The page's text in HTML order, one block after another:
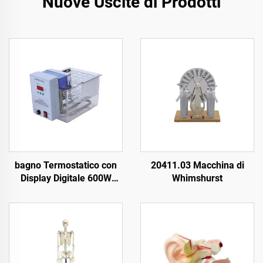
bagno Termostatico con
Display Digitale 600W
Laboratorio
20411.03 Macchina di
Whimshurst